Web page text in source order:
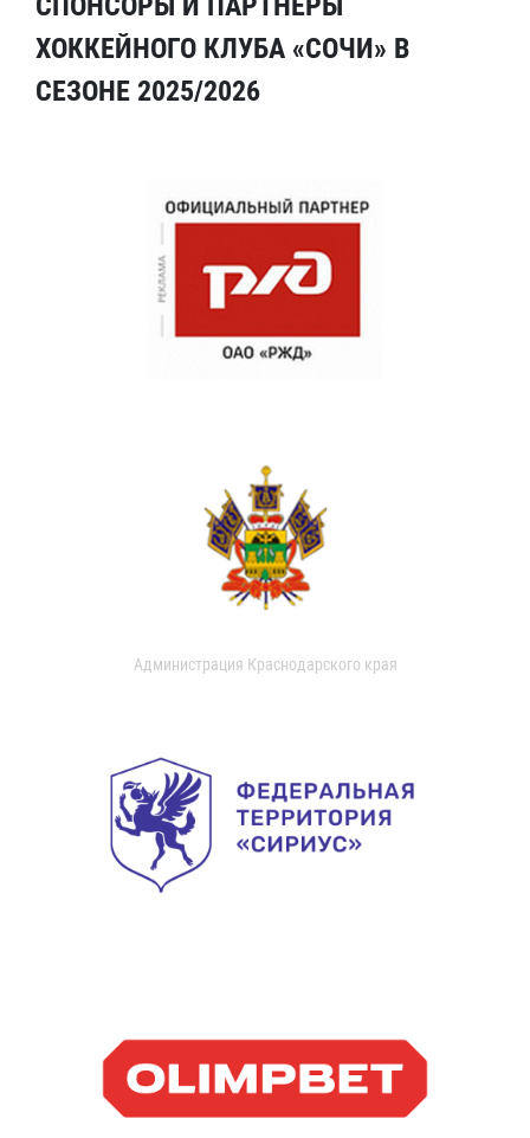
ХОККЕЙНОГО КЛУБА «СОЧИ» В
СЕЗОНЕ 2025/2026
Администрация Краснодарского края